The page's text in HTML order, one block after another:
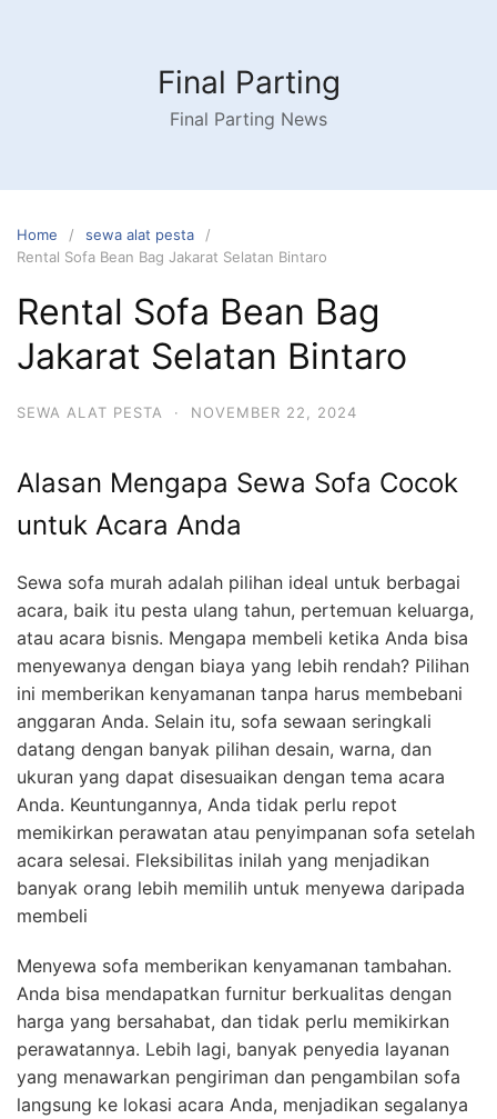
Final Parting
Final Parting News
Home
sewa alat pesta
Rental Sofa Bean Bag Jakarat Selatan Bintaro
Rental Sofa Bean Bag
Jakarat Selatan Bintaro
SEWA ALAT PESTA · NOVEMBER 22, 2024
Alasan Mengapa Sewa Sofa Cocok
untuk Acara Anda
Sewa sofa murah adalah pilihan ideal untuk berbagai
acara, baik itu pesta ulang tahun, pertemuan keluarga,
atau acara bisnis. Mengapa membeli ketika Anda bisa
menyewanya dengan biaya yang lebih rendah? Pilihan
ini memberikan kenyamanan tanpa harus membebani
anggaran Anda. Selain itu, sofa sewaan seringkali
datang dengan banyak pilihan desain, warna, dan
ukuran yang dapat disesuaikan dengan tema acara
Anda. Keuntungannya, Anda tidak perlu repot
memikirkan perawatan atau penyimpanan sofa setelah
acara selesai. Fleksibilitas inilah yang menjadikan
banyak orang lebih memilih untuk menyewa daripada
membeli
Menyewa sofa memberikan kenyamanan tambahan.
Anda bisa mendapatkan furnitur berkualitas dengan
harga yang bersahabat, dan tidak perlu memikirkan
perawatannya. Lebih lagi, banyak penyedia layanan
yang menawarkan pengiriman dan pengambilan sofa
langsung ke lokasi acara Anda, menjadikan segalanya